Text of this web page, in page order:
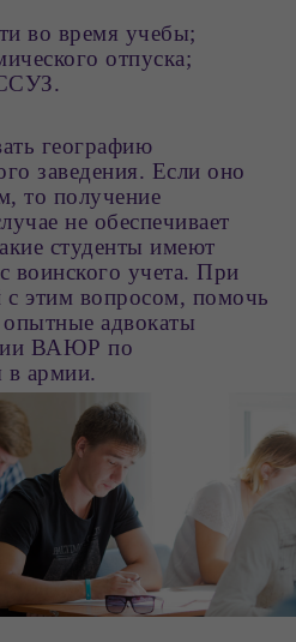
во время учебы;
отпуска;
географию
заведения. Если оно
то получение
не обеспечивает
студенты имеют
воинского учета. При
с этим вопросом, помочь
адвокаты
ВАЮР по
в армии.